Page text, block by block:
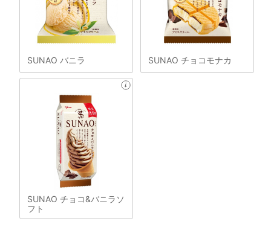
SUNAO バニラ SUNAO チョコモナカ
SUNAO チョコ&バニラソ
フト